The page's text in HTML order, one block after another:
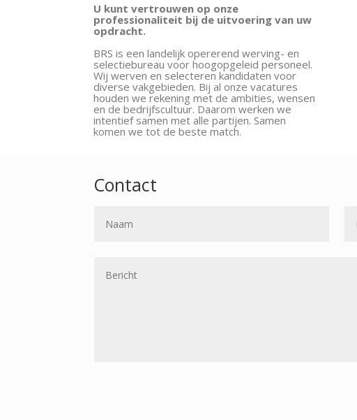
U kunt vertrouwen op onze
professionaliteit bij de uitvoering van uw
opdracht.
BRS is een landelijk opererend werving- en
selectiebureau voor hoogopgeleid personeel.
Wij werven en selecteren kandidaten voor
diverse vakgebieden. Bij al onze vacatures
houden we rekening met de ambities, wensen
en de bedrijfscultuur. Daarom werken we
intentief samen met alle partijen. Samen
komen we tot de beste match.
Contact